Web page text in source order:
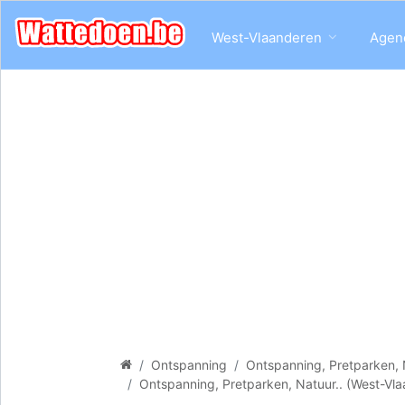
West-Vlaanderen
Ontspanning
Ontspanning, Pretparken,
Ontspanning, Pretparken, Natuur.. (West-